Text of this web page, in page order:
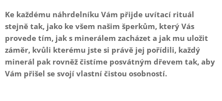
Ke každému náhrdelníku Vám přijde uvítací rituál
stejně tak, jako ke všem našim šperkům, který Vás
provede tím, jak s minerálem zacházet a jak mu uložit
záměr, kvůli kterému jste si právě jej pořídili, každý
minerál pak rovněž čistíme posvátným dřevem tak, aby
Vám přišel se svojí vlastní čistou osobností.